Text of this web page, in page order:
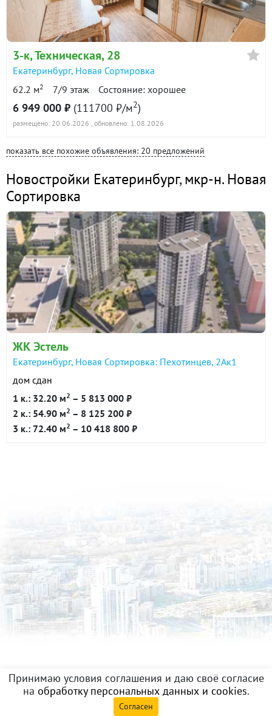
3-к, Техническая, 28
Екатеринбург, Новая Сортировка
62.2 м2 7/9 этаж Состояние: хорошее
6 949 000 ₽ (111700 ₽/м2)
размещено: 20.06.2026 , обновлено: 1.08.2026
показать все похожие объявления: 20 предложений
Новостройки Екатеринбург,мкр-н. Новая
Сортировка
ЖК Эстель
Екатеринбург, Новая Сортировка: Пехотинцев, 2Ак1
дом сдан
1 к.: 32.20 м2 – 5 813 000 ₽
2 к.: 54.90 м2 – 8 125 200 ₽
3 к.: 72.40 м2 – 10 418 800 ₽
Принимаю условия соглашения и даю своё согласие
на обработку персональных данных и cookies.
Согласен